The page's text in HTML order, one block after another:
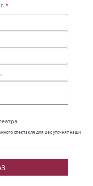
*
спектакля для Вас уточнят наши